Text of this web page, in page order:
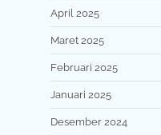
April 2025
Maret 2025
Februari 2025
Januari 2025
Desember 2024